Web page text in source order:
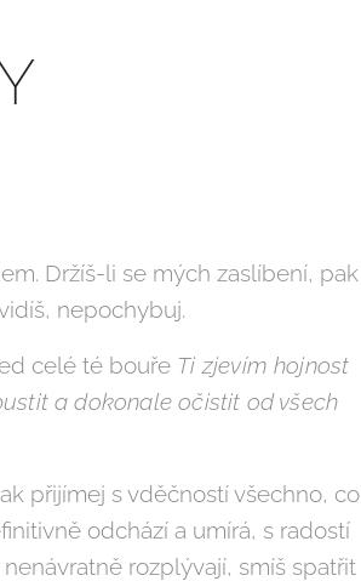
Držíš-li se mých zaslíbení, pak
nepochybuj.
celé té bouře Ti zjevím hojnost
a dokonale očistit od všech
přijímej s vděčností všechno, co
odchází a umírá, s radostí
rozplývají, smíš spatřit